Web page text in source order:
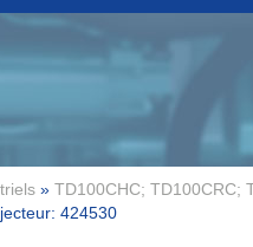
» TD100CHC; TD100CRC;
424530